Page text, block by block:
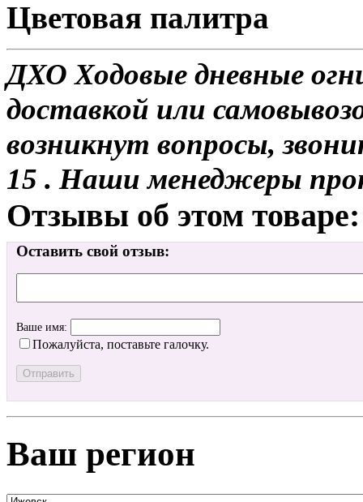
Цветовая палитра
ДХО Ходовые дневные
доставкой или
возникнут вопросы,
15 . Наши менеджеры
Отзывы об этом товаре:
Оставить свой отзыв:
Ваше имя:
Пожалуйста, поставьте галочку.
Ваш регион